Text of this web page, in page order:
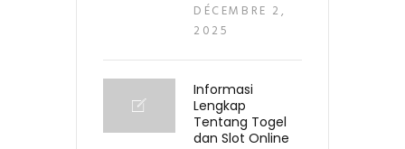
DÉCEMBRE 2,
2025
Informasi
Lengkap
Tentang Togel
dan Slot Online